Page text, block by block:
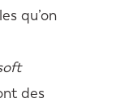
qu’on
des